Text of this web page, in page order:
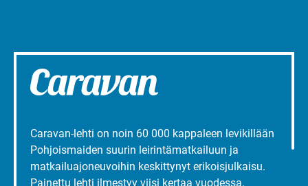
Caravan-lehti on noin 60 000 kappaleen levikillään
Pohjoismaiden suurin leirintämatkailuun ja
matkailuajoneuvoihin keskittynyt erikoisjulkaisu.
Painettu lehti ilmestyy viisi kertaa vuodessa.